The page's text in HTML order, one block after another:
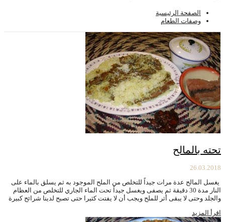
الصفحة الرئيسية
وصفات الطعام
تحته بالمالح
26.03.2018
يغسل المالح عدة مرات جيداً للتخلص من الملح الموجود به ثم يسلق بالماء على
النار مدة 30 دقيقة ثم يصفى ويغسل جيداً تحت الماء الجاري للتخلص من العظام
والجلد وحتى لا يبقى أثر للملح ويجب أن لا يفتت كثيرا حتى تصبح لدينا شرائح كبيرة
اقرأ المزيد